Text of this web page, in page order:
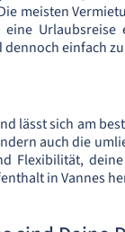
meisten
einfach
lässt sich am
auch die
Flexibilität,
in Vannes